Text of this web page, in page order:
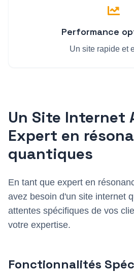
Performance
Un site rapide et
Un Site Internet
Expert en
quantiques
En tant que expert en
avez besoin d'un site internet
attentes spécifiques de vos
votre expertise.
Fonctionnalités